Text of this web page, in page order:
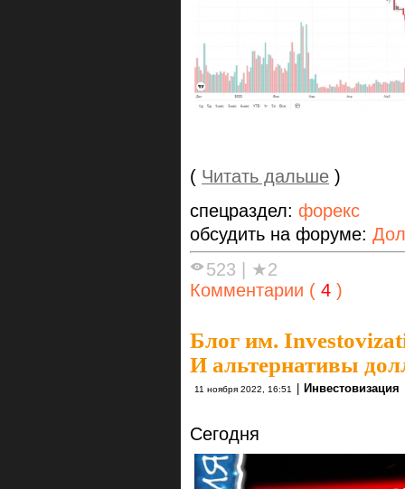
( Читать дальше )
спецраздел: форекс
обсудить на форуме:
523
★2
Комментарии ( 4 )
Блог им.
И альтернативы
11 ноября 2022, 16:51 Инвестовизация
Сегодня